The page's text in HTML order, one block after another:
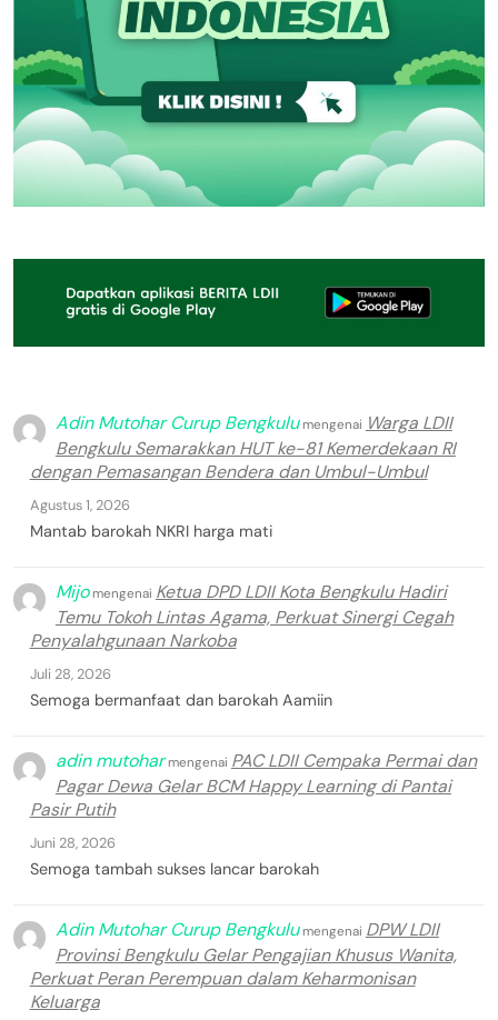
Adin Mutohar Curup Bengkulumengenai Warga LDII
Bengkulu Semarakkan HUT ke-81 Kemerdekaan RI
dengan Pemasangan Bendera dan Umbul-Umbul
Agustus 1, 2026
Mantab barokah NKRI harga mati
Mijomengenai Ketua DPD LDII Kota Bengkulu Hadiri
Temu Tokoh Lintas Agama, Perkuat Sinergi Cegah
Penyalahgunaan Narkoba
Juli 28, 2026
Semoga bermanfaat dan barokah Aamiin
adin mutoharmengenai PAC LDII Cempaka Permai dan
Pagar Dewa Gelar BCM Happy Learning di Pantai
Pasir Putih
Juni 28, 2026
Semoga tambah sukses lancar barokah
Adin Mutohar Curup Bengkulumengenai DPW LDII
Provinsi Bengkulu Gelar Pengajian Khusus Wanita,
Perkuat Peran Perempuan dalam Keharmonisan
Keluarga